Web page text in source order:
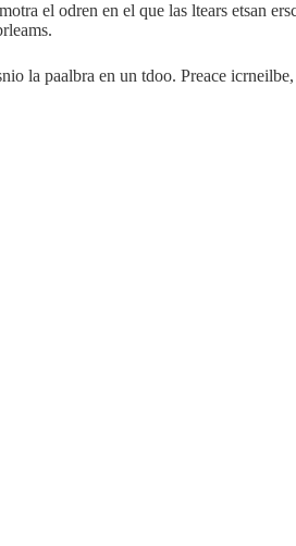
el odren en el que las ltears etsan
la paalbra en un tdoo. Preace